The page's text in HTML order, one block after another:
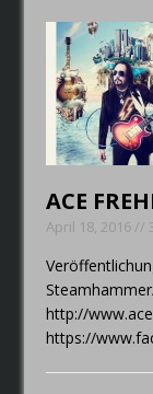
ACE
April 18, 2016 //
http://
https://